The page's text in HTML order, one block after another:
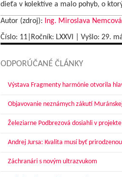
dieťa v kolektíve a malo pohyb, o
Autor (zdroj): Ing. Miroslava Nemcová
Číslo: 11|Ročník: LXXVI | Vyšlo: 29.
ODPORÚČANÉ ČLÁNKY
Výstava Fragmenty harmónie otvorila
Objavovanie neznámych zákutí
Železiarne Podbrezová dosiahli v projekte
Andrej Jursa: Kvalita musí byť
Záchranári s novým ultrazvukom